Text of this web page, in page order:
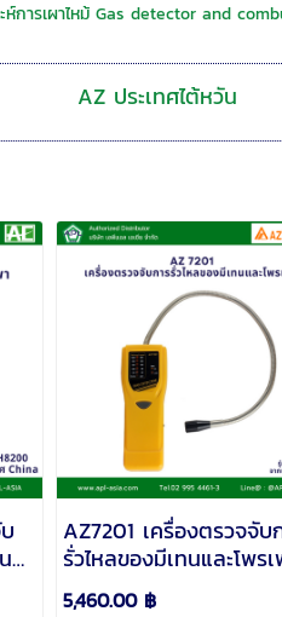
ะห์การเผาไหม้ Gas detector and
AZ ประเทศไต้หวัน
ด์
AZ7201 เครื่องตรวจจับ
รั่วไหลของมีเทนและโพร
5,460.00 ฿